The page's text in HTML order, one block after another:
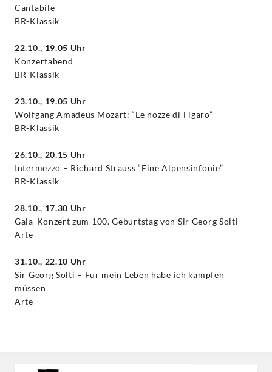
Cantabile
BR-Klassik
22.10., 19.05 Uhr
Konzertabend
BR-Klassik
23.10., 19.05 Uhr
Wolfgang Amadeus Mozart: “Le nozze di Figaro”
BR-Klassik
26.10., 20.15 Uhr
Intermezzo – Richard Strauss “Eine Alpensinfonie”
BR-Klassik
28.10., 17.30 Uhr
Gala-Konzert zum 100. Geburtstag von Sir Georg Solti
Arte
31.10., 22.10 Uhr
Sir Georg Solti – Für mein Leben habe ich kämpfen
müssen
Arte